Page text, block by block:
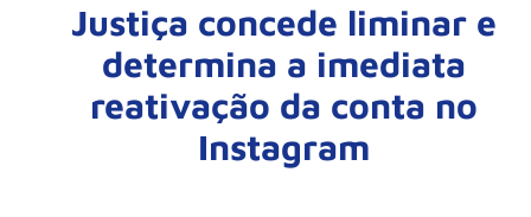
Justiça concede liminar e
determina a imediata
reativação da conta no
Instagram